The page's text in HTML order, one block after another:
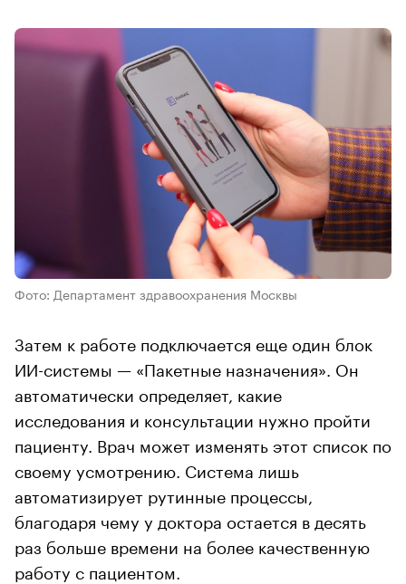
Фото: Департамент здравоохранения Москвы
Затем к работе подключается еще один блок
ИИ-системы — «Пакетные назначения». Он
автоматически определяет, какие
исследования и консультации нужно пройти
пациенту. Врач может изменять этот список по
своему усмотрению. Система лишь
автоматизирует рутинные процессы,
благодаря чему у доктора остается в десять
раз больше времени на более качественную
работу с пациентом.